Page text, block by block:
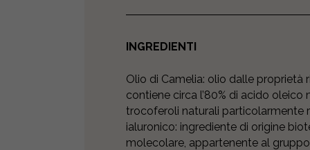
INGREDIENTI
Olio di Camelia: olio dalle proprietà
contiene circa l’80% di acido
trocoferoli naturali particolarmente
ialuronico: ingrediente di origine
molecolare, appartenente al